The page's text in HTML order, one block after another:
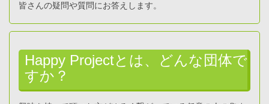
皆さんの疑問や質問にお答えします。
Happy Projectとは、どんな団体で
すか？